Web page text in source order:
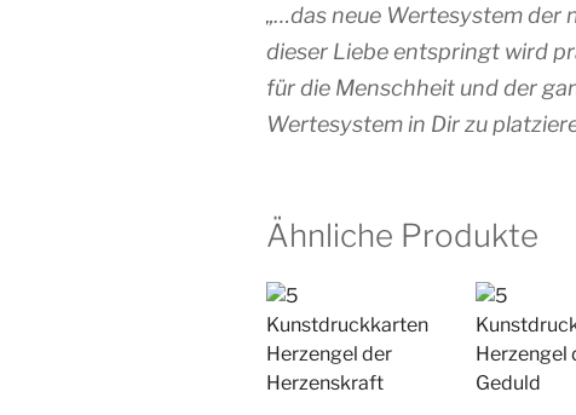
„…das neue Wertesystem der
dieser Liebe entspringt wird
für die Menschheit und der
Wertesystem in Dir zu
Ähnliche Produkte